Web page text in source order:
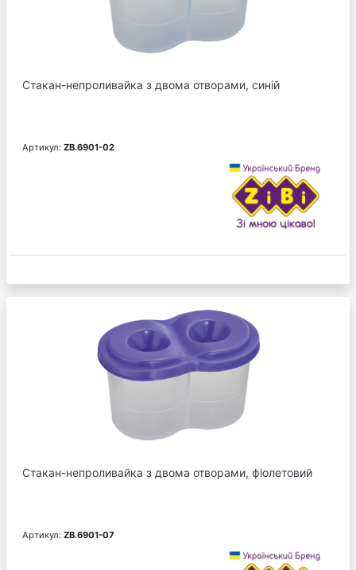
Стакан-непроливайка з двома отворами, синій
Артикул: ZB.6901-02
Стакан-непроливайка з двома отворами, фіолетовий
Артикул: ZB.6901-07